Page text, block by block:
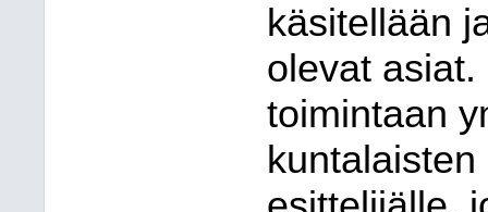
käsitellään
olevat
toimintaan